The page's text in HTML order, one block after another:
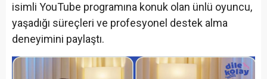
isimli YouTube programına konuk olan ünlü oyuncu,
yaşadığı süreçleri ve profesyonel destek alma
deneyimini paylaştı.